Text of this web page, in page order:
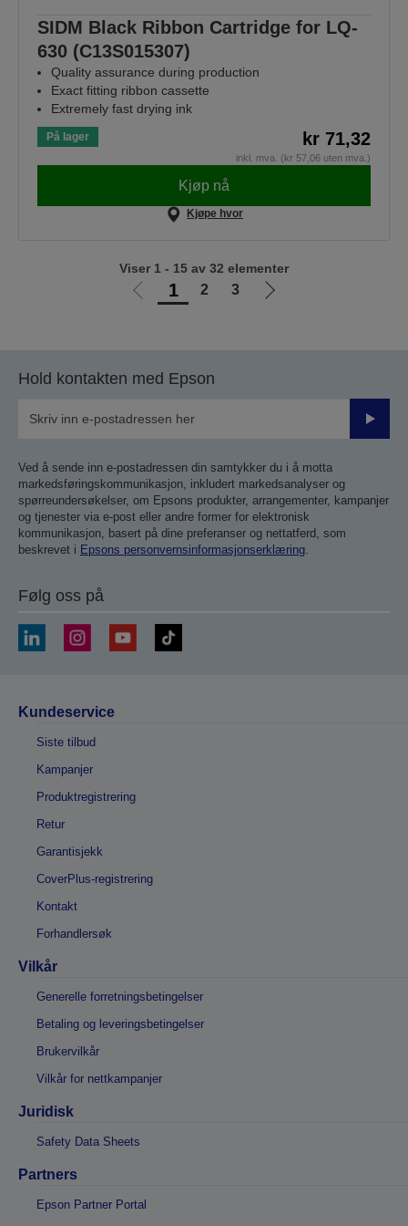
SIDM Black Ribbon Cartridge for LQ-
630 (C13S015307)
Quality assurance during production
Exact fitting ribbon cassette
Extremely fast drying ink
På lager kr 71,32
inkl. mva. (kr 57,06 uten mva.)
Kjøp nå
Kjøpe hvor
Gå
1 2 3
Gå
Viser 1 - 15 av 32 elementer
Hold kontakten med Epson
Send
Ved å sende inn e-postadressen din samtykker du i å motta
markedsføringskommunikasjon, inkludert markedsanalyser og
spørreundersøkelser, om Epsons produkter, arrangementer, kampanjer
og tjenester via e-post eller andre former for elektronisk
kommunikasjon, basert på dine preferanser og nettatferd, som
beskrevet i Epsons personvernsinformasjonserklæring.
Følg oss på
Kundeservice
Siste tilbud
Kampanjer
Produktregistrering
Retur
Garantisjekk
CoverPlus-registrering
Kontakt
Forhandlersøk
Vilkår
Generelle forretningsbetingelser
Betaling og leveringsbetingelser
Brukervilkår
Vilkår for nettkampanjer
Juridisk
Safety Data Sheets
Partners
Epson Partner Portal